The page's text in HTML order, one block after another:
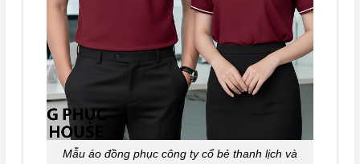
Mẫu áo đồng phục công ty cổ bẻ thanh lịch và